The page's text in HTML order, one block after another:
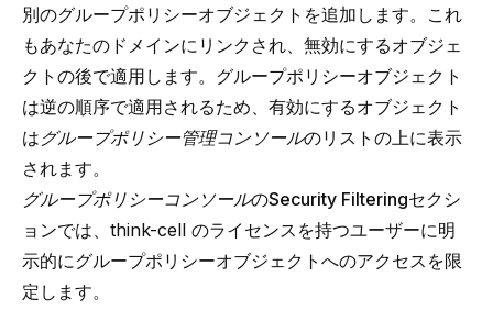
別のグループポリシーオブジェクトを追加します。これ
もあなたのドメインにリンクされ、無効にするオブジェ
クトの後で適用します。グループポリシーオブジェクト
は逆の順序で適用されるため、有効にするオブジェクト
は グループポリシー管理コンソールのリストの上に表示
されます。
グループポリシーコンソールのSecurity Filteringセクシ
ョンでは、think-cell のライセンスを持つユーザーに明
示的にグループポリシーオブジェクトへのアクセスを限
定します。